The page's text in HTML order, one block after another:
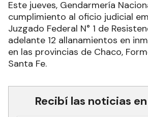
Este jueves, Gendarmería
cumplimiento al oficio judicial
Juzgado Federal N° 1 de
adelante 12 allanamientos en
en las provincias de Chaco,
Santa Fe.
Recibí las noticias